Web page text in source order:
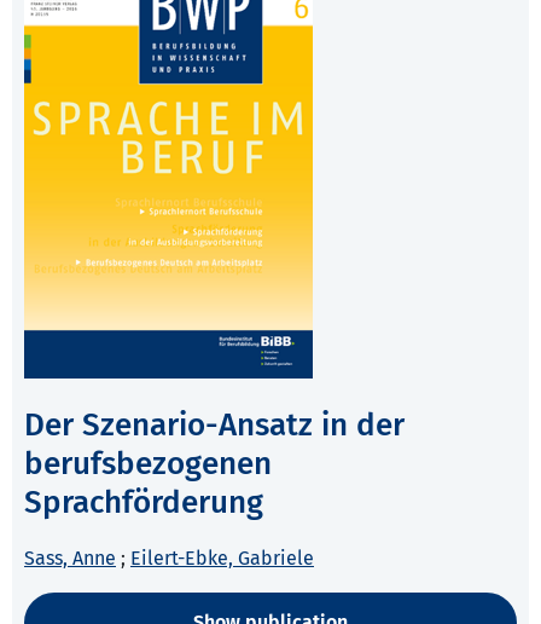
Der Szenario-Ansatz in der
berufsbezogenen
Sprachförderung
Sass, Anne ; Eilert-Ebke, Gabriele